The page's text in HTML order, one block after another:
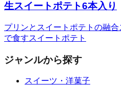
生スイートポテト6本入り
プリンとスイートポテトの融
で食すスイートポテト
ジャンルから探す
スイーツ・洋菓子